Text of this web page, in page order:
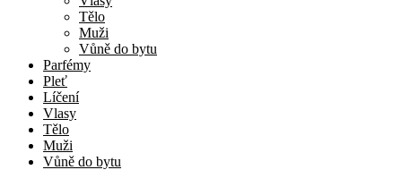
Tělo
Muži
Vůně do bytu
Parfémy
Pleť
Líčení
Vlasy
Tělo
Muži
Vůně do bytu